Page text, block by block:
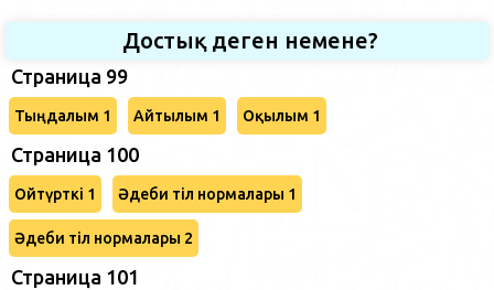
Достық деген немене?
Страница 99
Тыңдалым 1 Айтылым 1 Оқылым 1
Страница 100
Ойтүрткі 1 Әдеби тіл нормалары 1
Әдеби тіл нормалары 2
Страница 101